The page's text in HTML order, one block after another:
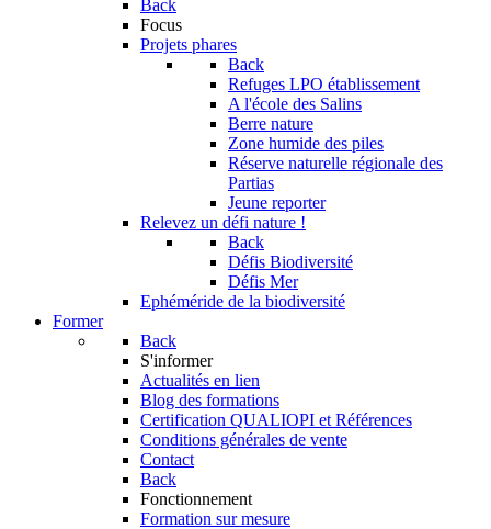
Back
Focus
Projets phares
Back
Refuges LPO établissement
A l'école des Salins
Berre nature
Zone humide des piles
Réserve naturelle régionale des
Partias
Jeune reporter
Relevez un défi nature !
Back
Défis Biodiversité
Défis Mer
Ephéméride de la biodiversité
Former
Back
S'informer
Actualités en lien
Blog des formations
Certification QUALIOPI et Références
Conditions générales de vente
Contact
Back
Fonctionnement
Formation sur mesure